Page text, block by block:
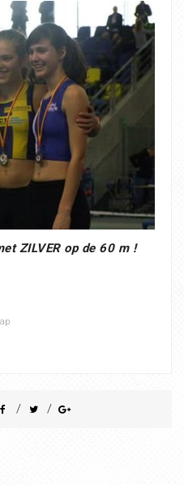
ZILVER op de 60 m !
/ /